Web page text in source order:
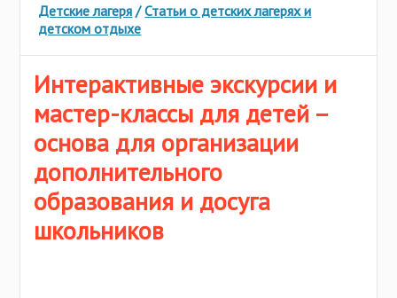
Марий Эл
Нижегородская область
Новгородская область
Пермский край
Псковская область
Ростовская область
Рязанская область
Самарская область
Свердловская область
Смоленская область
Италия
Китай
Латвия
Литва
Мальта
Молдова
Польша
Сербия
Сингапур
Детские лагеря /Статьи о детских лагерях и
детском отдыхе
Интерактивные экскурсии и
мастер-классы для детей –
основа для организации
дополнительного
образования и досуга
школьников